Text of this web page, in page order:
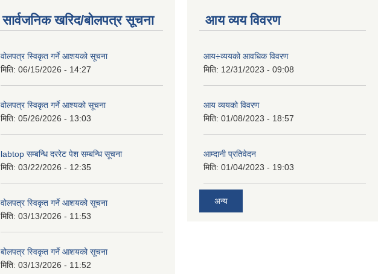
सार्वजनिक खरिद/बोलपत्र सूचना
वोलपत्र स्विकृत गर्ने आशयको सूचना
मिति: 06/15/2026 - 14:27
वोलपत्र स्विकृत गर्ने आश्यको सूचना
मिति: 05/26/2026 - 13:03
labtop सम्बन्धि दररेट पेश सम्बन्धि सूचना
मिति: 03/22/2026 - 12:35
वोलपत्र स्विकृत गर्ने आशयको सूचना
मिति: 03/13/2026 - 11:53
बोलपत्र स्विकृत गर्ने आशयको सूचना
मिति: 03/13/2026 - 11:52
आय व्यय विवरण
आय÷व्ययको आवधिक विवरण
मिति: 12/31/2023 - 09:08
आय व्ययको विवरण
मिति: 01/08/2023 - 18:57
आम्दानी प्रतिवेदन
मिति: 01/04/2023 - 19:03
अन्य